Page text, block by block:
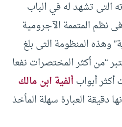
التى تشهد له في الباب
نظم المتممة الآجرومية
وهذه المنظومة التى بلغ
762 بيتا، تعتبر “من أكثر المختصرات نفعا
أبوابألفية ابن مالك
دقيقة العبارة سهلة المأخذ